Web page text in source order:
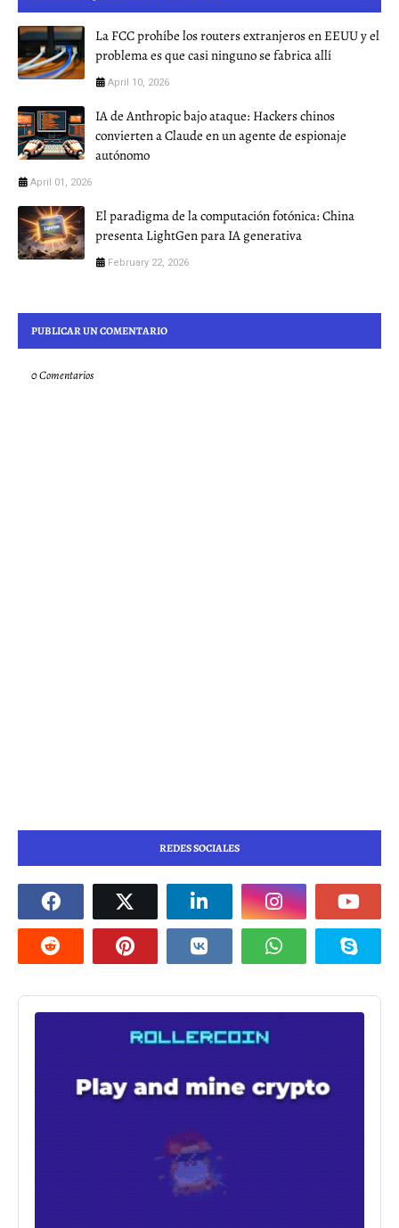
La FCC prohíbe los routers extranjeros en EEUU y el
problema es que casi ninguno se fabrica allí
April 10, 2026
IA de Anthropic bajo ataque: Hackers chinos
convierten a Claude en un agente de espionaje
autónomo
April 01, 2026
El paradigma de la computación fotónica: China
presenta LightGen para IA generativa
February 22, 2026
PUBLICAR UN COMENTARIO
0 Comentarios
REDES SOCIALES